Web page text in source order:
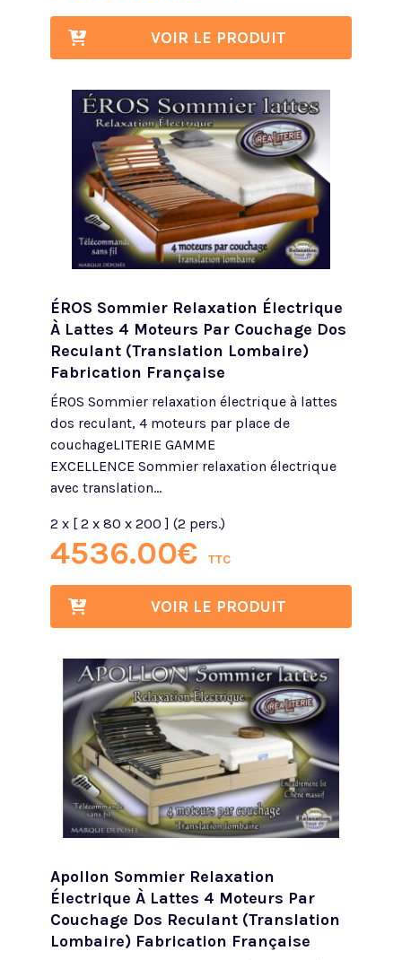
VOIR LE PRODUIT
ÉROS Sommier Relaxation Électrique
À Lattes 4 Moteurs Par Couchage Dos
Reculant (translation Lombaire)
Fabrication Française
ÉROS Sommier relaxation électrique à lattes
dos reculant, 4 moteurs par place de
couchageLITERIE GAMME
EXCELLENCE Sommier relaxation électrique
avec translation...
2 x [ 2 x 80 x 200 ] (2 pers.)
4536.00€ TTC
VOIR LE PRODUIT
Apollon Sommier Relaxation
Électrique À Lattes 4 Moteurs Par
Couchage Dos Reculant (translation
Lombaire) Fabrication Française